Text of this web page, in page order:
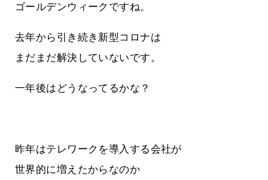
ゴールデンウィークですね。
去年から引き続き新型コロナは
まだまだ解決していないです。
一年後はどうなってるかな？
昨年はテレワークを導入する会社が
世界的に増えたからなのか